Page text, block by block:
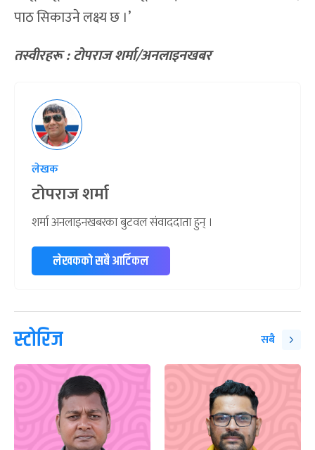
पाठ सिकाउने लक्ष्य छ ।’
तस्वीरहरू : टोपराज शर्मा/अनलाइनखबर
लेखक
टोपराज शर्मा
शर्मा अनलाइनखबरका बुटवल संवाददाता हुन् ।
लेखकको सबै आर्टिकल
स्टोरिज सबै